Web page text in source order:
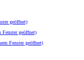
geöffnet)
Fenster geöffnet)
Fenster geöffnet)